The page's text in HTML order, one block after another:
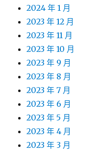
2024 年 1 月
2023 年 12 月
2023 年 11 月
2023 年 10 月
2023 年 9 月
2023 年 8 月
2023 年 7 月
2023 年 6 月
2023 年 5 月
2023 年 4 月
2023 年 3 月